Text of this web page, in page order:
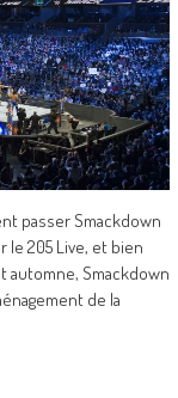
passer Smackdown
205 Live, et bien
automne, Smackdown
de la